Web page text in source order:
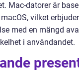
Mac-datorer är
vilket
med en mängd
i användandet.